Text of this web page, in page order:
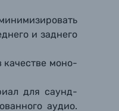
и заднего
качестве моно-
для саунд-
аудио.